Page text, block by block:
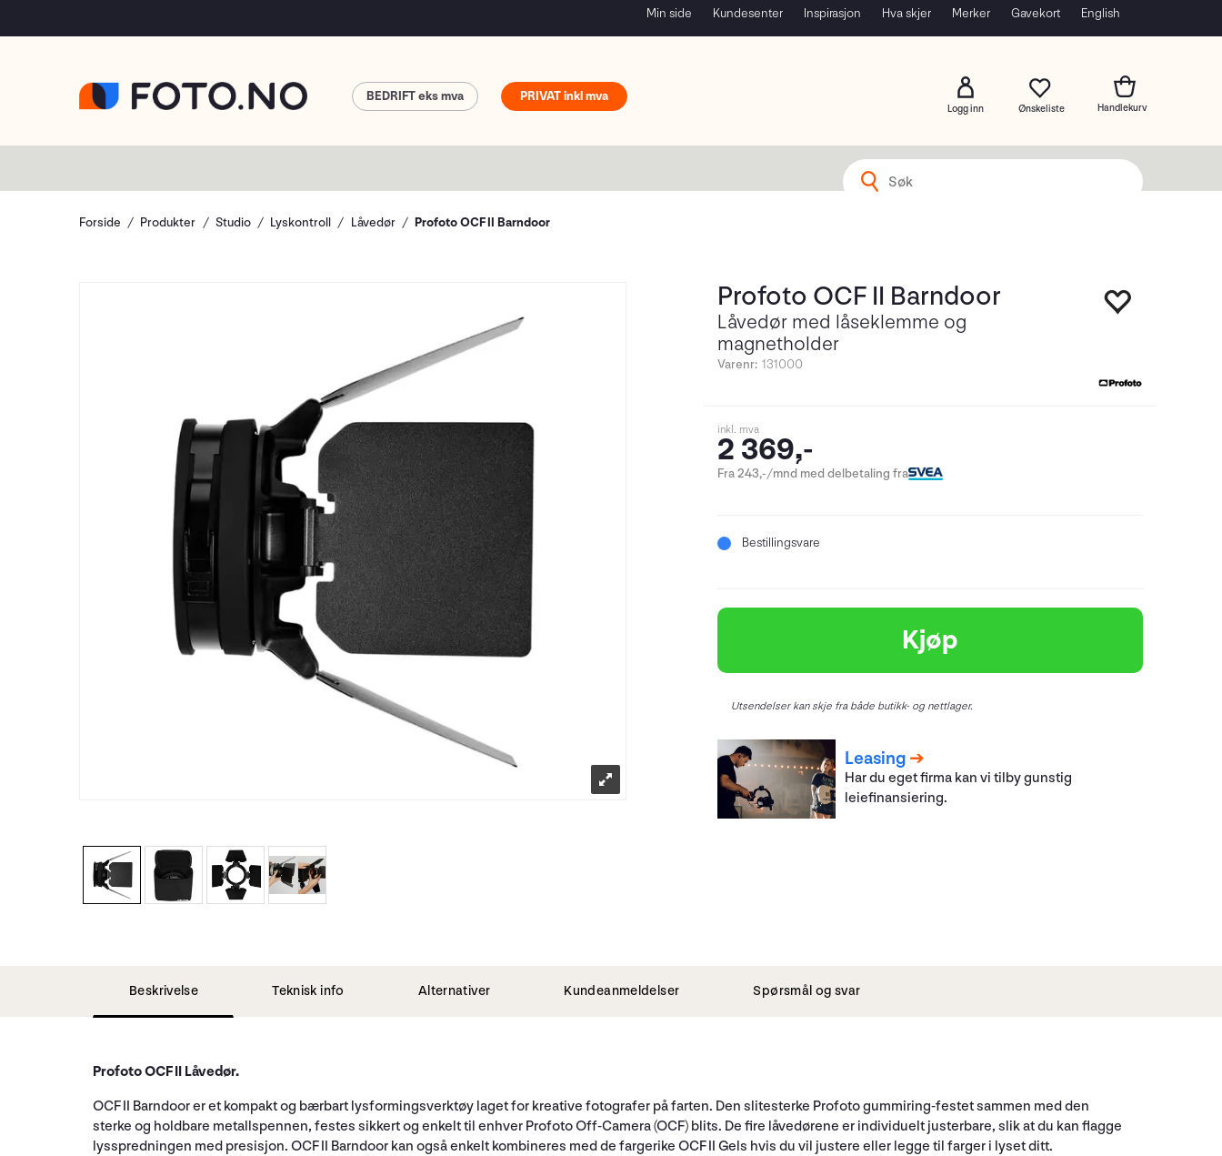
Min side Kundesenter Inspirasjon Hva skjer Merker Gavekort English
Logg inn
PRIVAT
BEDRIFT
Forside Produkter Studio Lyskontroll Låvedør Profoto OCF II Barndoor
Profoto OCF II Barndoor
Låvedør med låseklemme og
magnetholder
Varenr: 131000
inkl. mva
2 369,-
Fra 243,-/mnd med delbetaling fra
Bestillingsvare
Kjøp
Utsendelser kan skje fra både butikk- og nettlager.
Leasing
Har du eget firma kan vi tilby gunstig
leiefinansiering.
Beskrivelse Teknisk info Alternativer Kundeanmeldelser Spørsmål og svar
Profoto OCF II Låvedør.
OCF II Barndoor er et kompakt og bærbart lysformingsverktøy laget for kreative fotografer på farten. Den slitesterke Profoto gummiring-festet sammen med den
sterke og holdbare metallspennen, festes sikkert og enkelt til enhver Profoto Off-Camera (OCF) blits. De fire låvedørene er individuelt justerbare, slik at du kan flagge
lysspredningen med presisjon. OCF II Barndoor kan også enkelt kombineres med de fargerike OCF II Gels hvis du vil justere eller legge til farger i lyset ditt.